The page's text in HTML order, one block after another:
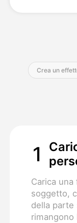
Crea un
1
Carica
soggetto,
della parte
rimangono